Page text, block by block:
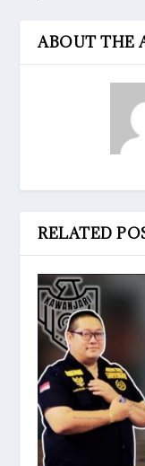
ABOUT THE
RELATED